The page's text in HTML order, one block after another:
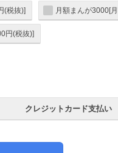
(税抜)] 月額まんが3000[
円(税抜)]
クレジットカード支払い